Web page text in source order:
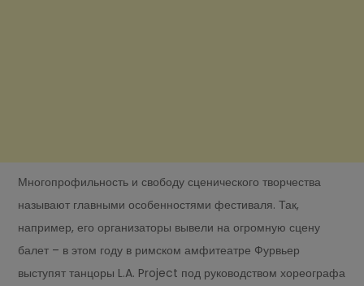
Многопрофильность и свободу сценического творчества
называют главными особенностями фестиваля. Так,
например, его организаторы вывели на огромную сцену
балет – в этом году в римском амфитеатре Фурвьер
выступят танцоры L.A. Project под руководством хореографа